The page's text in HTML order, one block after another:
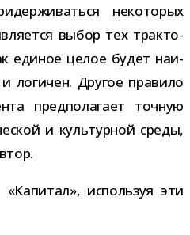
неко­то­рых
выбор тех трак­то­
еди­ное целое будет наи­
логи­чен. Другое пра­вило
пред­по­ла­гает точ­ную
и куль­тур­ной среды,
исполь­зуя эти